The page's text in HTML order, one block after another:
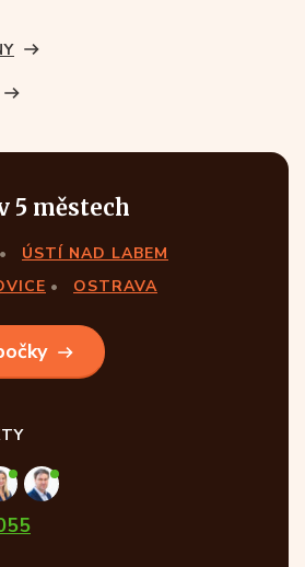
5 městech
ÚSTÍ NAD LABEM
OSTRAVA